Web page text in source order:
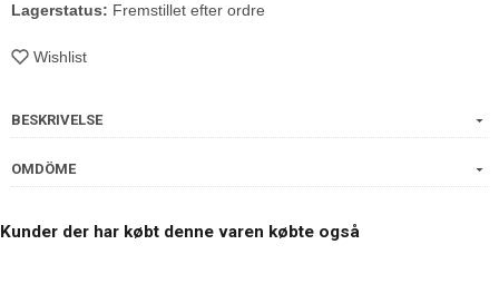
Lagerstatus: Fremstillet efter ordre
Wishlist
BESKRIVELSE
OMDÖME
Kunder der har købt denne varen købte også